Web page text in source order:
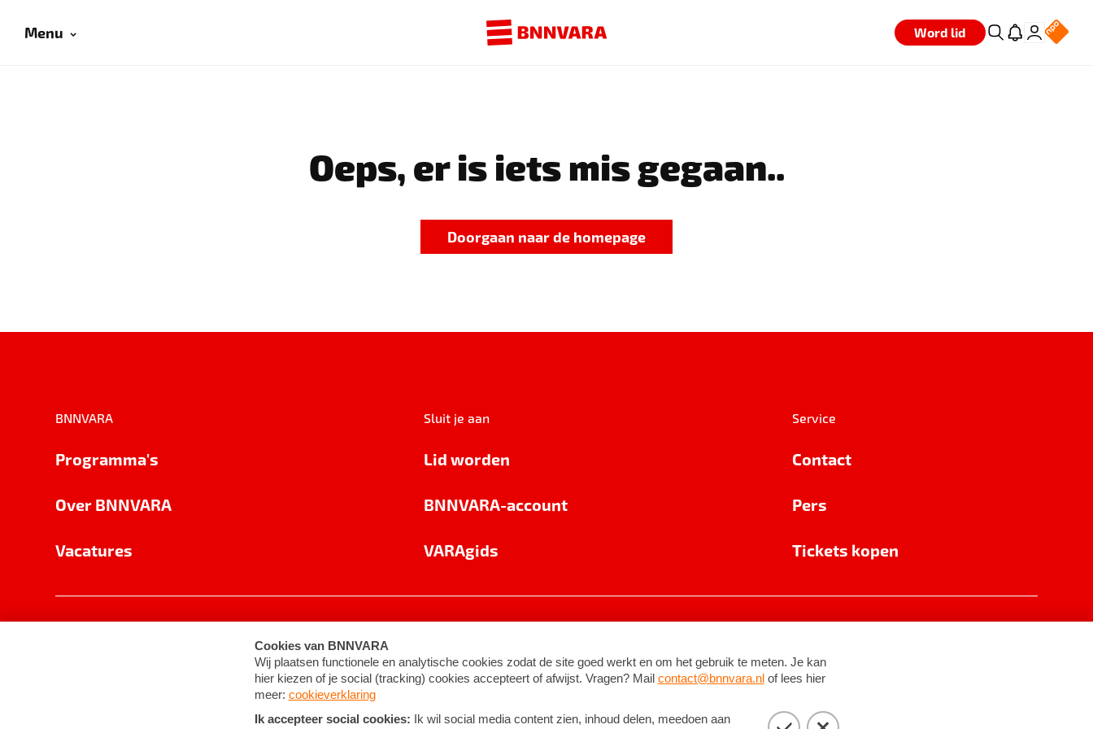
Menu Word lid
Oeps, er is iets mis gegaan..
Doorgaan naar de homepage
BNNVARA
Programma's
Over BNNVARA
Vacatures
Sluit je aan
Lid worden
BNNVARA-account
VARAgids
Service
Contact
Pers
Tickets kopen
Cookie-instellingen Algemene voorwaarden ©2026BNNVARA